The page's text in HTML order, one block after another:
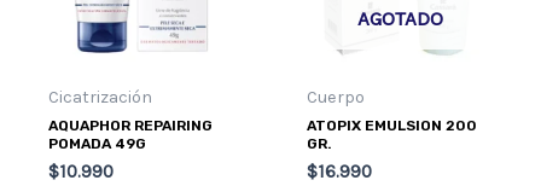
Cicatrización
AQUAPHOR REPAIRING
POMADA 49G
$10.990
AGOTADO
Cuerpo
ATOPIX EMULSION 200
GR.
$16.990